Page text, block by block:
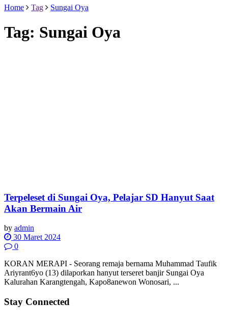
Home Tag Sungai Oya
Tag: Sungai Oya
Terpeleset di Sungai Oya, Pelajar SD Hanyut Saat
Akan Bermain Air
by admin
30 Maret 2024
0
KORAN MERAPI - Seorang remaja bernama Muhammad Taufik
Ariyrant6yo (13) dilaporkan hanyut terseret banjir Sungai Oya
Kalurahan Karangtengah, Kapo8anewon Wonosari, ...
Stay Connected